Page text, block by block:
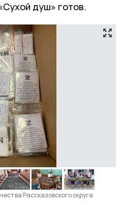
душ» готов.
Рассказовского округа